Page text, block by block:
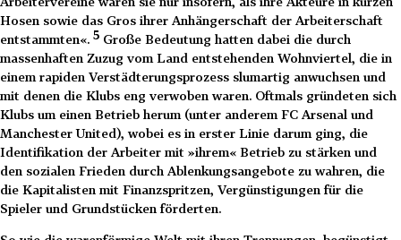
Hosen sowie das Gros ihrer Anhängerschaft der Arbeiterschaft
entstammten«. 5 Große Bedeutung hatten dabei die durch
massenhaften Zuzug vom Land entstehenden Wohnviertel, die in
einem rapiden Verstädterungsprozess slumartig anwuchsen und
mit denen die Klubs eng verwoben waren. Oftmals gründeten sich
Klubs um einen Betrieb herum (unter anderem FC Arsenal und
Manchester United), wobei es in erster Linie darum ging, die
Identifikation der Arbeiter mit »ihrem« Betrieb zu stärken und
den sozialen Frieden durch Ablenkungsangebote zu wahren, die
die Kapitalisten mit Finanzspritzen, Vergünstigungen für die
Spieler und Grundstücken förderten.